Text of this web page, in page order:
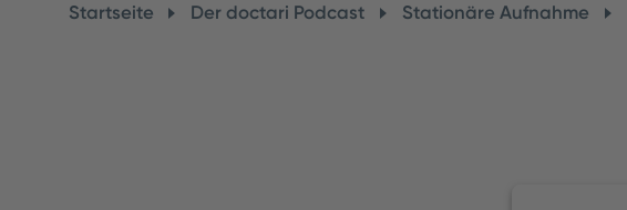
Startseite Der doctari Podcast Stationäre Aufnahme